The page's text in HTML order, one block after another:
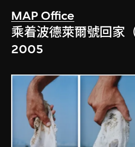
MAP Office
乘着波德萊爾號回家
2005